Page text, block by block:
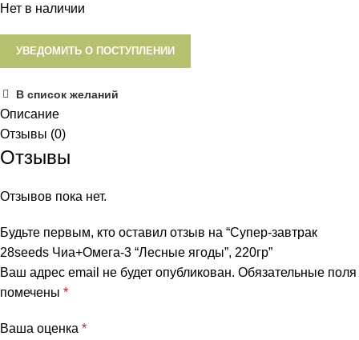
Нет в наличии
УВЕДОМИТЬ О ПОСТУПЛЕНИИ
В список желаний
Описание
Отзывы (0)
Отзывы
Отзывов пока нет.
Будьте первым, кто оставил отзыв на “Супер-завтрак
28seeds Чиа+Омега-3 “Лесные ягоды”, 220гр”
Ваш адрес email не будет опубликован. Обязательные поля
помечены *
Ваша оценка *